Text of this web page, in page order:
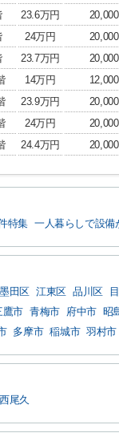
23.6万円
24万円
23.7万円
14万円
23.9万円
24万円
24.4万円
特集 一人暮らしで設備
墨田区 江東区 品川区
鷹市 青梅市 府中市 昭
多摩市 稲城市 羽村市
西尾久